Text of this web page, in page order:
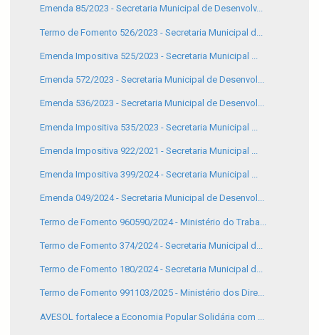
Emenda 85/2023 - Secretaria Municipal de Desenvolv...
Termo de Fomento 526/2023 - Secretaria Municipal d...
Emenda Impositiva 525/2023 - Secretaria Municipal ...
Emenda 572/2023 - Secretaria Municipal de Desenvol...
Emenda 536/2023 - Secretaria Municipal de Desenvol...
Emenda Impositiva 535/2023 - Secretaria Municipal ...
Emenda Impositiva 922/2021 - Secretaria Municipal ...
Emenda Impositiva 399/2024 - Secretaria Municipal ...
Emenda 049/2024 - Secretaria Municipal de Desenvol...
Termo de Fomento 960590/2024 - Ministério do Traba...
Termo de Fomento 374/2024 - Secretaria Municipal d...
Termo de Fomento 180/2024 - Secretaria Municipal d...
Termo de Fomento 991103/2025 - Ministério dos Dire...
AVESOL fortalece a Economia Popular Solidária com ...